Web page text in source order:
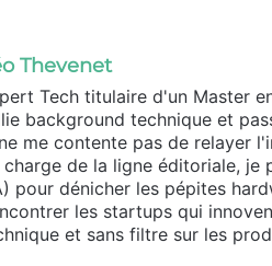
Thevenet
Tech titulaire d'un Master
background technique et
me contente pas de relayer
charge de la ligne éditoriale, je
pour dénicher les pépites
les startups qui
et sans filtre sur les